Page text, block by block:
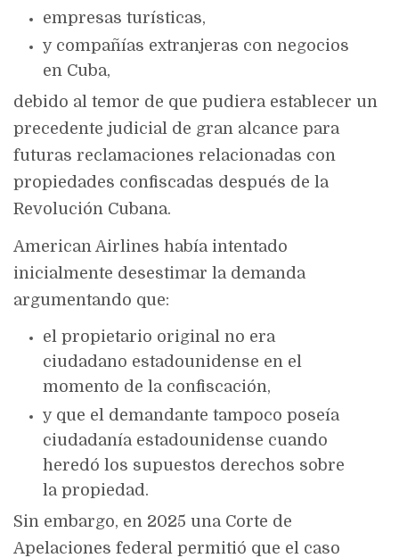
empresas turísticas,
y compañías extranjeras con negocios
en Cuba,
debido al temor de que pudiera establecer un
precedente judicial de gran alcance para
futuras reclamaciones relacionadas con
propiedades confiscadas después de la
Revolución Cubana.
American Airlines había intentado
inicialmente desestimar la demanda
argumentando que:
el propietario original no era
ciudadano estadounidense en el
momento de la confiscación,
y que el demandante tampoco poseía
ciudadanía estadounidense cuando
heredó los supuestos derechos sobre
la propiedad.
Sin embargo, en 2025 una Corte de
Apelaciones federal permitió que el caso